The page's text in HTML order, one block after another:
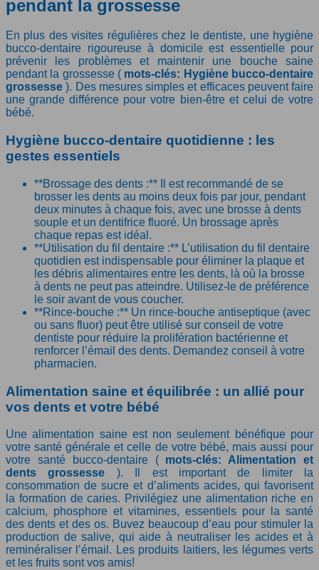
pendant la grossesse
En plus des visites régulières chez le dentiste, une hygiène
bucco-dentaire rigoureuse à domicile est essentielle pour
prévenir les problèmes et maintenir une bouche saine
pendant la grossesse ( mots-clés: Hygiène bucco-dentaire
grossesse ). Des mesures simples et efficaces peuvent faire
une grande différence pour votre bien-être et celui de votre
bébé.
Hygiène bucco-dentaire quotidienne : les
gestes essentiels
**Brossage des dents :** Il est recommandé de se
brosser les dents au moins deux fois par jour, pendant
deux minutes à chaque fois, avec une brosse à dents
souple et un dentifrice fluoré. Un brossage après
chaque repas est idéal.
**Utilisation du fil dentaire :** L’utilisation du fil dentaire
quotidien est indispensable pour éliminer la plaque et
les débris alimentaires entre les dents, là où la brosse
à dents ne peut pas atteindre. Utilisez-le de préférence
le soir avant de vous coucher.
**Rince-bouche :** Un rince-bouche antiseptique (avec
ou sans fluor) peut être utilisé sur conseil de votre
dentiste pour réduire la prolifération bactérienne et
renforcer l’émail des dents. Demandez conseil à votre
pharmacien.
Alimentation saine et équilibrée : un allié pour
vos dents et votre bébé
Une alimentation saine est non seulement bénéfique pour
votre santé générale et celle de votre bébé, mais aussi pour
votre santé bucco-dentaire ( mots-clés: Alimentation et
dents grossesse ). Il est important de limiter la
consommation de sucre et d’aliments acides, qui favorisent
la formation de caries. Privilégiez une alimentation riche en
calcium, phosphore et vitamines, essentiels pour la santé
des dents et des os. Buvez beaucoup d’eau pour stimuler la
production de salive, qui aide à neutraliser les acides et à
reminéraliser l’émail. Les produits laitiers, les légumes verts
et les fruits sont vos amis!